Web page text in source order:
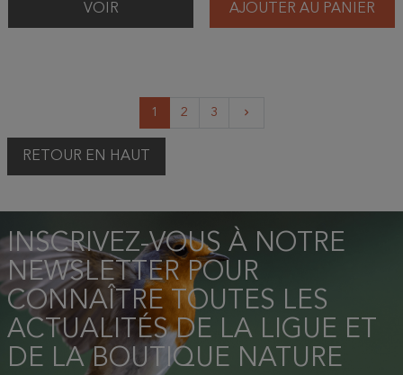
VOIR AJOUTER AU PANIER
1 2 3 keyboard_arrow_right
RETOUR EN HAUT
INSCRIVEZ-VOUS À NOTRE
NEWSLETTER POUR
CONNAÎTRE TOUTES LES
ACTUALITÉS DE LA LIGUE ET
DE LA BOUTIQUE NATURE